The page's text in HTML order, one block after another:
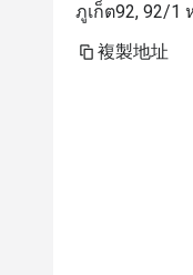
ภูเก็ต92, 92/1
複製地址